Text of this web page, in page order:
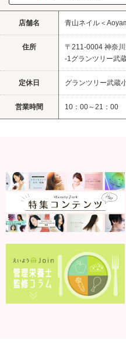
店舗名 青山ネイル＜
住所
〒211-0004 神奈
-1グランツリー武
定休日 グランツリー武蔵
営業時間 10：00～21：00